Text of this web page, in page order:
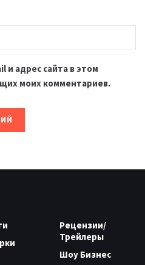
и адрес сайта в этом
моих комментариев.
Рецензии/
Трейлеры
Шоу Бизнес